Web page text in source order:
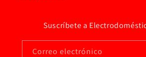
Suscríbete a
Correo electrónico